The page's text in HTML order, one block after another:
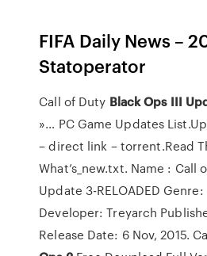
FIFA Daily News –
Statoperator
Call of Duty BlackOps III
»… PC Game Updates
– direct link – torrent.Read
What’s_new.txt. Name : Call
Update 3-RELOADED
Developer: Treyarch
Release Date: 6 Nov, 2015.